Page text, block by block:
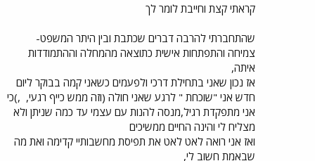
קראתי קצת וחייבת לומר לך
שהתחברתי להרבה דברים שכתבת ובין היתר המשפט-
צמיחה והתפתחות אישית כתוצאה מהמחלה וההתמודדות
איתה,
אז נכון שאני בתחילת דרכי ולפעמים כשאני קמה בבוקר ליום
חדש אני "שוכחת " לרגע שאני חולה (וזה ממש כייף רגעי, ,)כי
אני מתפקדת רגיל,מנסה להנות עם עצמי עד כמה שניתן ולא
מצליח לי והינה החיים ממשיכים
ואז אני רואה לאט לאט את תפיסת מחשבותיי קדימה ואת מה
שבאמת חשוב לי,